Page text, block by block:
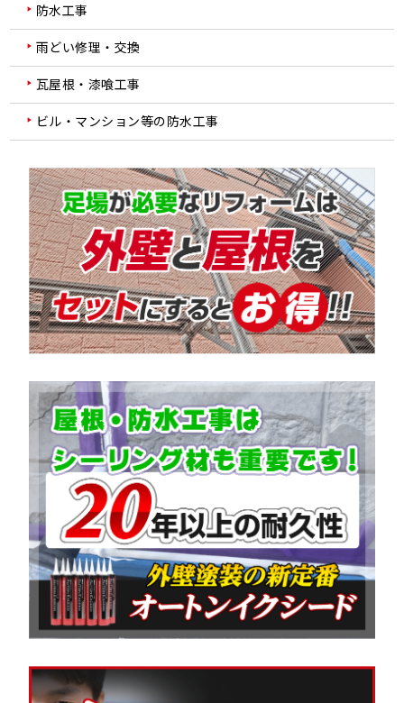
防水工事
雨どい修理・交換
瓦屋根・漆喰工事
ビル・マンション等の防水工事